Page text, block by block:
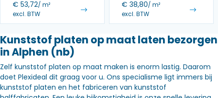
€ 53,72/ m²
excl. BTW
€ 38,80/ m²
excl. BTW
Kunststof platen op maat laten bezorgen
in Alphen (nb)
Zelf kunststof platen op maat maken is enorm lastig. Daarom
doet Plexideal dit graag voor u. Ons specialisme ligt immers bij
kunststof platen en het fabriceren van kunststof